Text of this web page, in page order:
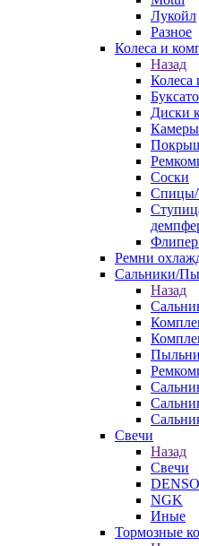
Лукойл
Разное
Колеса и
Назад
Колеса
Диски
Камеры
Соски
Спицы/
Ремни
Сальники/
Назад
Свечи
Назад
Свечи
DENSO
NGK
Иные
Тормозные